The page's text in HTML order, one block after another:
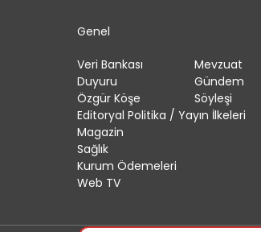
Genel
Veri Bankası
Mevzuat
Duyuru
Gündem
Özgür Köşe
Söyleşi
Editoryal Politika / Yayın İlkeleri
Magazin
Sağlık
Kurum Ödemeleri
Web TV